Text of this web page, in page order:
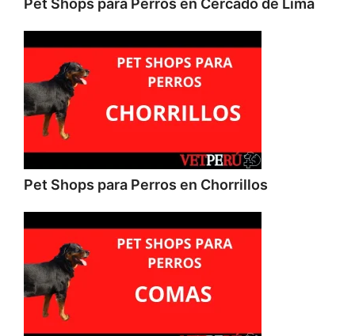
Pet Shops para Perros en Cercado de Lima
Pet Shops para Perros en Chorrillos